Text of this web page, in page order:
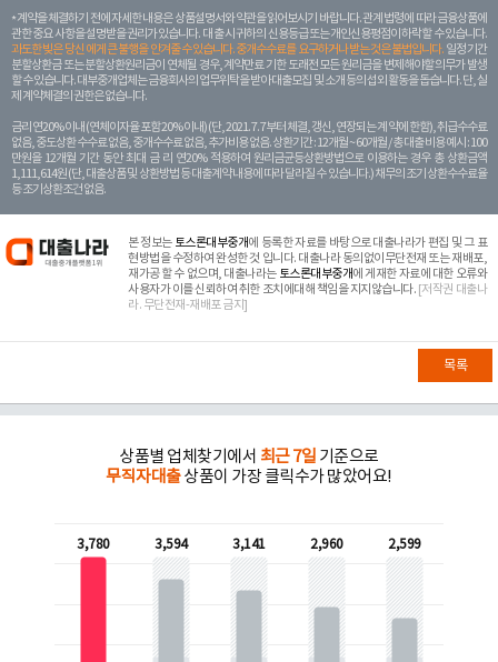
계약을 체결하기 전에 자세한 내용은 상품설명서와 약관을 읽어보시기 바랍니다. 관계 법령에 따라 금융상품에
관한 중요 사항을 설명받을 권리가 있습니다. 대 출 시 귀하의 신용등급 또는 개인신용평점이 하락할 수 있습니다.
과도한 빚은 당신 에게 큰 불행을 안겨줄 수 있습니다. 중개수수료를 요구하거나 받는 것은 불법입니다. 일정 기간
분할상환금 또는 분할상환원리금이 연체될 경우, 계약만료 기한 도래전 모든 원리금을 변제해야할 의무가 발생
할 수 있습니다. 대부중개업체는 금융회사의 업무위탁을 받아 대출모집 및 소개 등의 섭외 활동을 돕습니다. 단, 실
제 계약체결의 권한은 없습니다.
금리 연20% 이내 (연체이자율 포함 20% 이내) (단, 2021. 7. 7부터 체결, 갱신, 연장되는 계 약에 한함), 취급수수료
없음, 중도상환 수수료 없음, 중개수수료 없음, 추가비용 없음. 상환기간 : 12개월 ~ 60개월 / 총 대출 비용 예시 : 100
만원을 12개월 기간 동안 최대 금 리 연20% 적용하여 원리금균등상환방법으로 이용하는 경우 총 상환금액
1,111,614원 (단, 대출상품 및 상환방법 등 대출계약 내용에 따라 달라질 수 있습니다.) 채무의 조기 상환수수료율
등 조기상환조건 없음.
본 정보는 토스론대부중개에 등록한 자료를 바탕으로 대출나라가 편집 및 그 표
현방법을 수정하여 완성한 것 입니다. 대출나라 동의없이무단전재 또는 재배포,
재가공 할 수 없으며, 대출나라는 토스론대부중개에 게재한 자료에 대한 오류와
사용자가 이를 신뢰하여 취한 조치에대해 책임을 지지않습니다. [저작권 대출나
라. 무단전재-재배포 금지]
목록
상품별 업체찾기에서 최근 7일 기준으로
무직자대출상품이 가장 클릭수가 많았어요!
3,780 3,594 3,141 2,960 2,599